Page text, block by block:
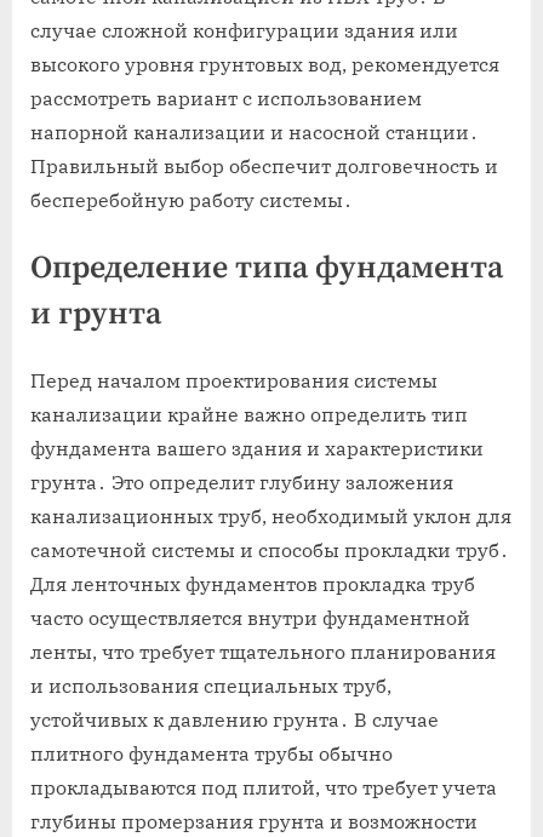
случае сложной конфигурации здания или
высокого уровня грунтовых вод, рекомендуется
рассмотреть вариант с использованием
напорной канализации и насосной станции․
Правильный выбор обеспечит долговечность и
бесперебойную работу системы․
Определение типа фундамента
и грунта
Перед началом проектирования системы
канализации крайне важно определить тип
фундамента вашего здания и характеристики
грунта․ Это определит глубину заложения
канализационных труб, необходимый уклон для
самотечной системы и способы прокладки труб․
Для ленточных фундаментов прокладка труб
часто осуществляется внутри фундаментной
ленты, что требует тщательного планирования
и использования специальных труб,
устойчивых к давлению грунта․ В случае
плитного фундамента трубы обычно
прокладываются под плитой, что требует учета
глубины промерзания грунта и возможности